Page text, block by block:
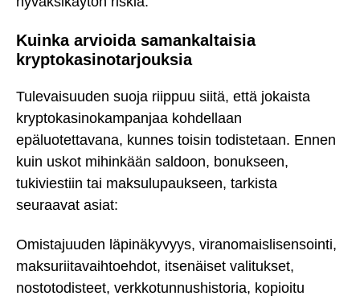
Kuinka arvioida samankaltaisia
kryptokasinotarjouksia
Tulevaisuuden suoja riippuu siitä, että jokaista
kryptokasinokampanjaa kohdellaan
epäluotettavana, kunnes toisin todistetaan. Ennen
kuin uskot mihinkään saldoon, bonukseen,
tukiviestiin tai maksulupaukseen, tarkista
seuraavat asiat:
Omistajuuden läpinäkyvyys, viranomaislisensointi,
maksuriitavaihtoehdot, itsenäiset valitukset,
nostotodisteet, verkkotunnushistoria, kopioitu